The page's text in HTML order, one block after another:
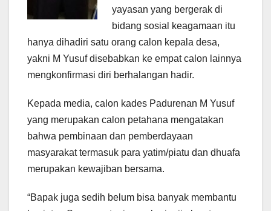
yayasan yang bergerak di
bidang sosial keagamaan itu
hanya dihadiri satu orang calon kepala desa,
yakni M Yusuf disebabkan ke empat calon lainnya
mengkonfirmasi diri berhalangan hadir.
Kepada media, calon kades Padurenan M Yusuf
yang merupakan calon petahana mengatakan
bahwa pembinaan dan pemberdayaan
masyarakat termasuk para yatim/piatu dan dhuafa
merupakan kewajiban bersama.
“Bapak juga sedih belum bisa banyak membantu